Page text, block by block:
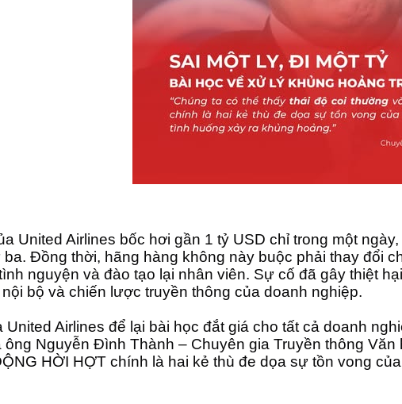
United Airlines bốc hơi gần 1 tỷ USD chỉ trong một
Đồng thời, hãng hàng không này buộc phải thay đổi
nguyện và đào tạo lại nhân viên. Sự cố đã gây thiệt
bộ và chiến lược truyền thông của doanh nghiệp.
United Airlines để lại bài học đắt giá cho tất cả doanh
ông Nguyễn Đình Thành – Chuyên gia Truyền thông
HỜI HỢT chính là hai kẻ thù đe dọa sự tồn vong